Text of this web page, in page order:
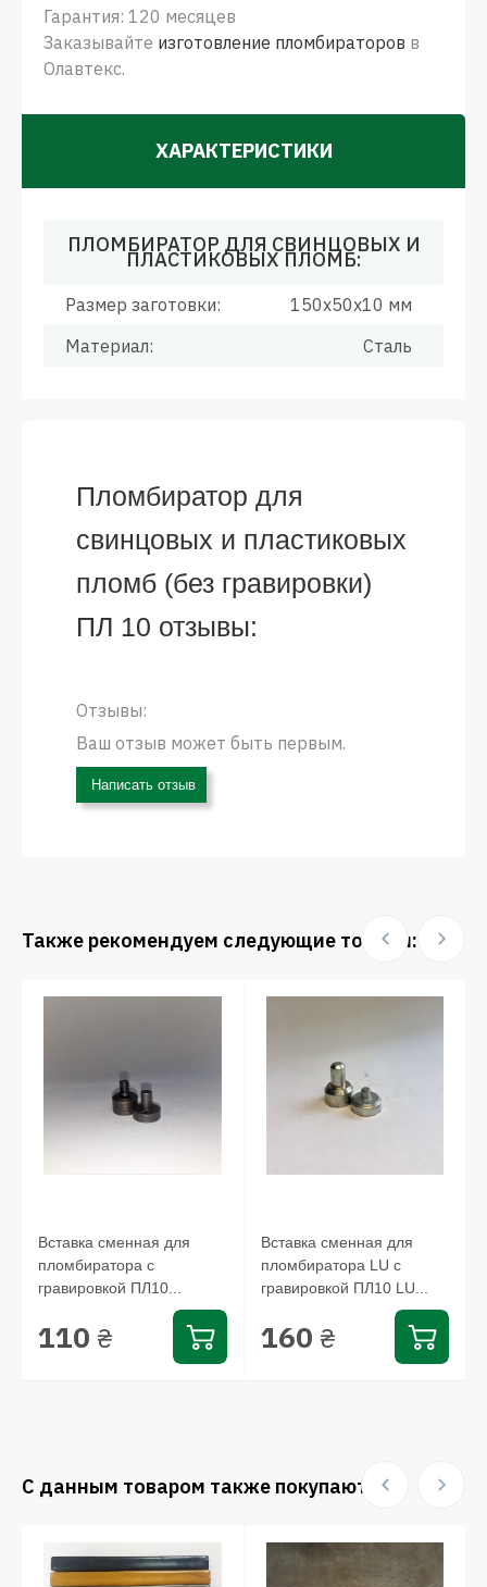
Гарантия: 120 месяцев
Заказывайте изготовление пломбираторов в
Олавтекс.
ХАРАКТЕРИСТИКИ
ПЛОМБИРАТОР ДЛЯ СВИНЦОВЫХ И
ПЛАСТИКОВЫХ ПЛОМБ:
Размер заготовки:
150x50x10 мм
Материал:
Сталь
Пломбиратор для
свинцовых и пластиковых
пломб (без гравировки)
ПЛ 10 отзывы:
Отзывы:
Ваш отзыв может быть первым.
Написать отзыв
Также рекомендуем следующие товары:
Вставка сменная для
пломбиратора с
гравировкой ПЛ10...
110 ₴
Вставка сменная для
пломбиратора LU с
гравировкой ПЛ10 LU...
160 ₴
С данным товаром также покупают: